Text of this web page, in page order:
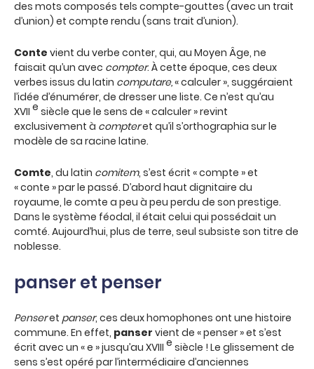
des mots composés tels compte-gouttes (avec un trait
d’union) et compte rendu (sans trait d’union).
Conte vient du verbe conter, qui, au Moyen Âge, ne
faisait qu’un avec compter. À cette époque, ces deux
verbes issus du latin computare,« calculer », suggéraient
l’idée d’énumérer, de dresser une liste. Ce n’est qu’au
XVII e siècle que le sens de « calculer » revint
exclusivement à compteret qu’il s’orthographia sur le
modèle de sa racine latine.
Comte, du latin comitem, s’est écrit « compte » et
« conte » par le passé. D’abord haut dignitaire du
royaume, le comte a peu à peu perdu de son prestige.
Dans le système féodal, il était celui qui possédait un
comté. Aujourd’hui, plus de terre, seul subsiste son titre de
noblesse.
panser et penser
Penseret panser, ces deux homophones ont une histoire
commune. En effet, panser vient de « penser » et s’est
écrit avec un « e » jusqu’au XVIII e siècle ! Le glissement de
sens s’est opéré par l’intermédiaire d’anciennes